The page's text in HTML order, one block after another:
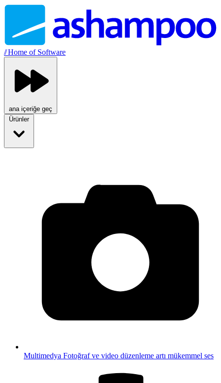
//Home of Software
ana içeriğe geç
Ürünler
Multimedya Fotoğraf ve video düzenleme artı mükemmel ses